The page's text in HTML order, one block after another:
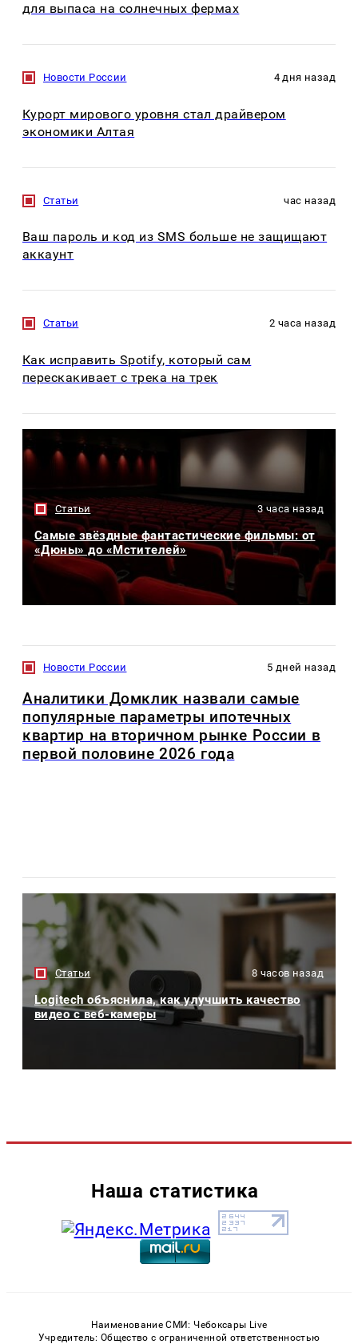
для выпаса на солнечных фермах
Новости России 4 дня назад
Курорт мирового уровня стал драйвером
экономики Алтая
Статьи час назад
Ваш пароль и код из SMS больше не защищают
аккаунт
Статьи 2 часа назад
Как исправить Spotify, который сам
перескакивает с трека на трек
Статьи 3 часа назад
Самые звёздные фантастические фильмы: от
«Дюны» до «Мстителей»
Новости России 5 дней назад
Аналитики Домклик назвали самые
популярные параметры ипотечных
квартир на вторичном рынке России в
первой половине 2026 года
Статьи 8 часов назад
Logitech объяснила, как улучшить качество
видео с веб-камеры
Наша статистика
Наименование СМИ: Чебоксары Live
Учредитель: Общество с ограниченной ответственностью